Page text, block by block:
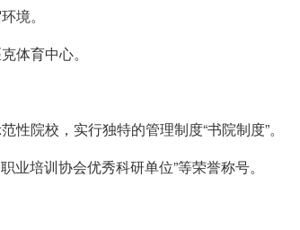
境。
体育中心。
院校，实行独特的管理制度“书院制度”。
业培训协会优秀科研单位”等荣誉称号。